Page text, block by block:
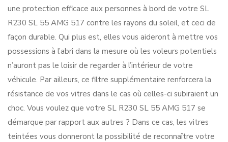
une protection efficace aux personnes à bord de votre SL
R230 SL 55 AMG 517 contre les rayons du soleil, et ceci de
façon durable. Qui plus est, elles vous aideront à mettre vos
possessions à l’abri dans la mesure où les voleurs potentiels
n’auront pas le loisir de regarder à l’intérieur de votre
véhicule. Par ailleurs, ce filtre supplémentaire renforcera la
résistance de vos vitres dans le cas où celles-ci subiraient un
choc. Vous voulez que votre SL R230 SL 55 AMG 517 se
démarque par rapport aux autres ? Dans ce cas, les vitres
teintées vous donneront la possibilité de reconnaître votre